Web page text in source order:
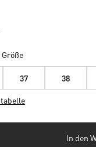
Größe
37 38
In den